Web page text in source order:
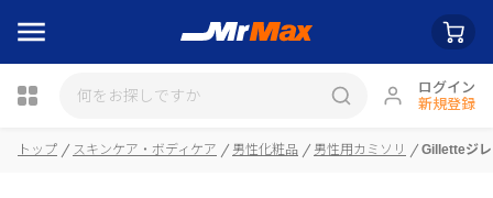
ログイン
新規登録
瓶詰
トップ スキンケア・ボディケア 男性化粧品 男性用カミソリ Gilletteジ